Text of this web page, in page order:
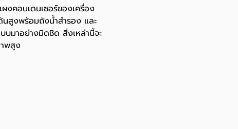
คอนเดนเซอร์ของเครื่อง
นสูงพร้อมถังน้ำสำรอง และ
มาอย่างมิดชิด สิ่งเหล่านี้จะ
พสูง